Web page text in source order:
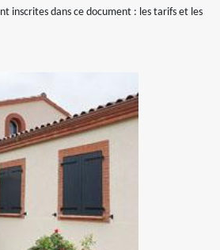
inscrites dans ce document : les tarifs et les